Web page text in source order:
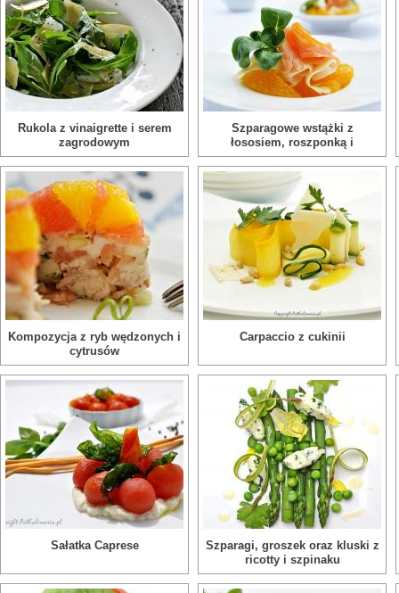
Rukola z vinaigrette i serem
zagrodowym
Szparagowe wstążki z
łososiem, roszponką i
pomarańczą
Kompozycja z ryb wędzonych i
cytrusów
Carpaccio z cukinii
Sałatka Caprese
Szparagi, groszek oraz kluski z
ricotty i szpinaku